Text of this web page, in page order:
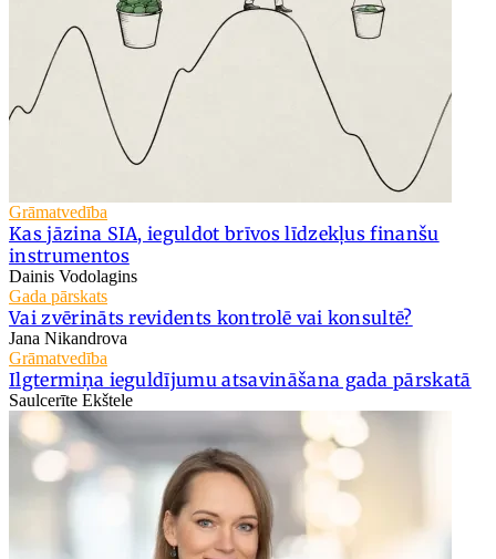
Grāmatvedība
Kas jāzina SIA, ieguldot brīvos līdzekļus finanšu
instrumentos
Dainis Vodolagins
Gada pārskats
Vai zvērināts revidents kontrolē vai konsultē?
Jana Nikandrova
Grāmatvedība
Ilgtermiņa ieguldījumu atsavināšana gada pārskatā
Saulcerīte Ekštele